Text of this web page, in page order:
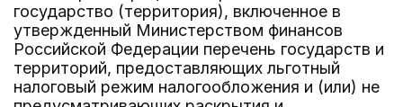
государство (территория), включенное в
утвержденный Министерством финансов
Российской Федерации перечень государств и
территорий, предоставляющих льготный
налоговый режим налогообложения и (или) не